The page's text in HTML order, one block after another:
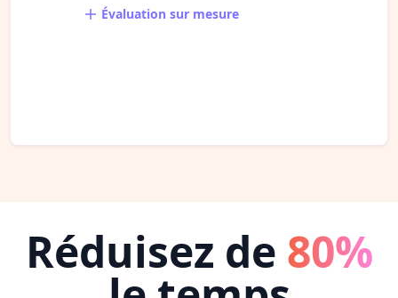
Évaluation sur mesure
Réduisez de 80%